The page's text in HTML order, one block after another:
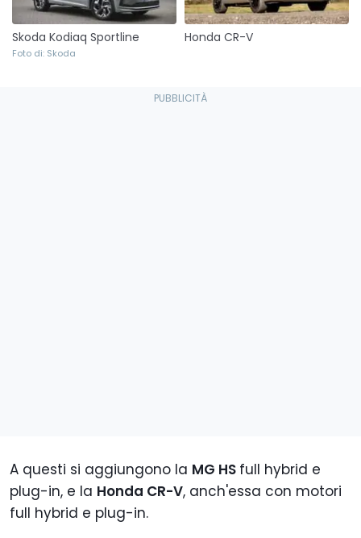
Skoda Kodiaq Sportline
Foto di: Skoda
Honda CR-V
A questi si aggiungono la MG HS full hybrid e
plug-in, e la Honda CR-V, anch'essa con motori
full hybrid e plug-in.